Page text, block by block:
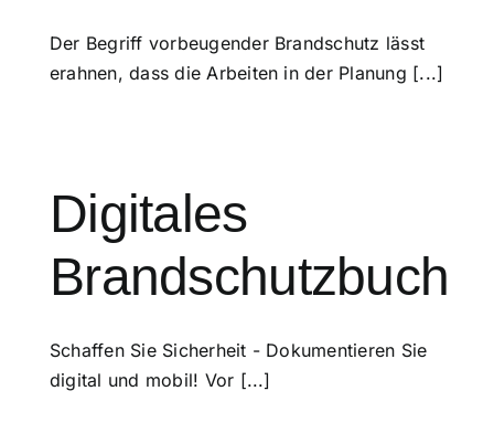
Der Begriff vorbeugender Brandschutz lässt
erahnen, dass die Arbeiten in der Planung [...]
Digitales
Brandschutzbuch
Schaffen Sie Sicherheit - Dokumentieren Sie
digital und mobil! Vor [...]